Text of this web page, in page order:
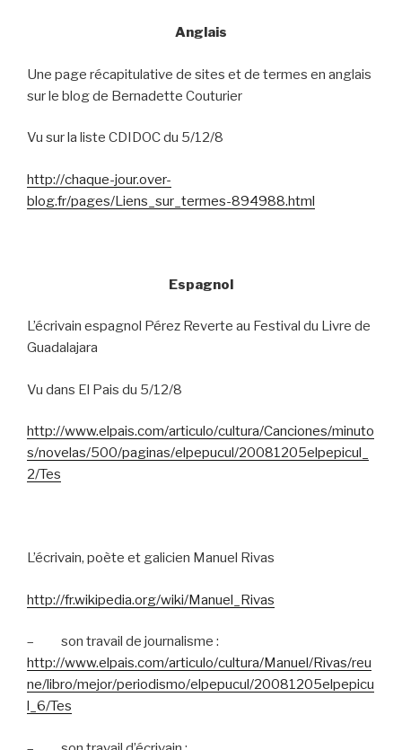
Anglais
Une page récapitulative de sites et de termes en anglais
sur le blog de Bernadette Couturier
Vu sur la liste CDIDOC du 5/12/8
http://chaque-jour.over-
blog.fr/pages/Liens_sur_termes-894988.html
Espagnol
L’écrivain espagnol Pérez Reverte au Festival du Livre de
Guadalajara
Vu dans El Pais du 5/12/8
http://www.elpais.com/articulo/cultura/Canciones/minuto
s/novelas/500/paginas/elpepucul/20081205elpepicul_
2/Tes
L’écrivain, poète et galicien Manuel Rivas
http://fr.wikipedia.org/wiki/Manuel_Rivas
–
son travail de journalisme :
http://www.elpais.com/articulo/cultura/Manuel/Rivas/reu
ne/libro/mejor/periodismo/elpepucul/20081205elpepicu
l_6/Tes